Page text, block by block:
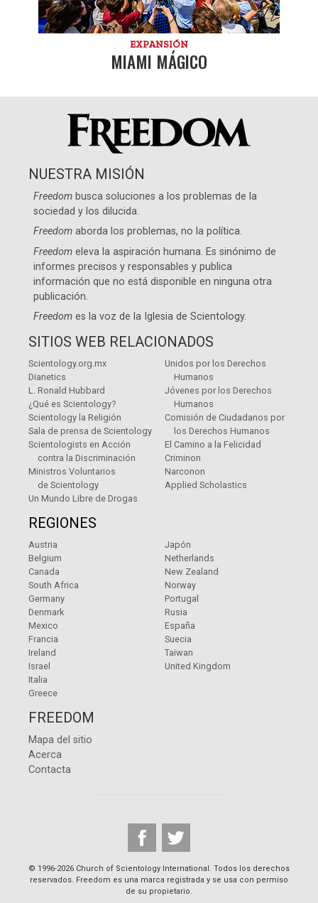
EXPANSIÓN
MIAMI MÁGICO
NUESTRA MISIÓN
Freedom busca soluciones a los problemas de la
sociedad y los dilucida.
Freedom aborda los problemas, no la política.
Freedom eleva la aspiración humana. Es sinónimo de
informes precisos y responsables y publica
información que no está disponible en ninguna otra
publicación.
Freedom es la voz de la Iglesia de Scientology.
SITIOS WEB RELACIONADOS
Scientology.org.mx
Dianetics
L. Ronald Hubbard
¿Qué es Scientology?
Scientology la Religión
Sala de prensa de Scientology
Scientologists en Acción
contra la Discriminación
Ministros Voluntarios
de Scientology
Un Mundo Libre de Drogas
Unidos por los Derechos
Humanos
Jóvenes por los Derechos
Humanos
Comisión de Ciudadanos por
los Derechos Humanos
El Camino a la Felicidad
Criminon
Narconon
Applied Scholastics
REGIONES
Austria
Belgium
Canada
South Africa
Germany
Denmark
Mexico
Francia
Ireland
Israel
Italia
Greece
Japón
Netherlands
New Zealand
Norway
Portugal
Rusia
España
Suecia
Taiwan
United Kingdom
FREEDOM
Mapa del sitio
Acerca
Contacta
© 1996-2026 Church of Scientology International. Todos los derechos
reservados. Freedom es una marca registrada y se usa con permiso
de su propietario.